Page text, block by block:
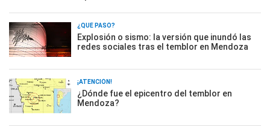
¿QUÉ PASÓ?
Explosión o sismo: la versión que inundó las
redes sociales tras el temblor en Mendoza
¡ATENCIÓN!
¿Dónde fue el epicentro del temblor en
Mendoza?